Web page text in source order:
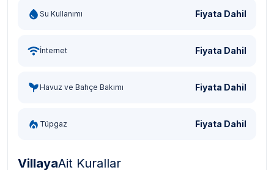
Su Kullanımı Fiyata Dahil
İnternet Fiyata Dahil
Havuz ve Bahçe Bakımı Fiyata Dahil
Tüpgaz Fiyata Dahil
VillayaAit Kurallar